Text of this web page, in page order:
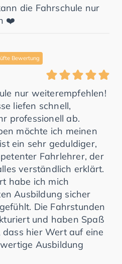
die Fahrschule nur
❤️
Bewertung
nur weiterempfehlen!
liefen schnell,
professionell ab.
möchte ich meinen
ein sehr geduldiger,
Fahrlehrer, der
verständlich erklärt.
habe ich mich
Ausbildung sicher
Die Fahrstunden
und haben Spaß
hier Wert auf eine
Ausbildung